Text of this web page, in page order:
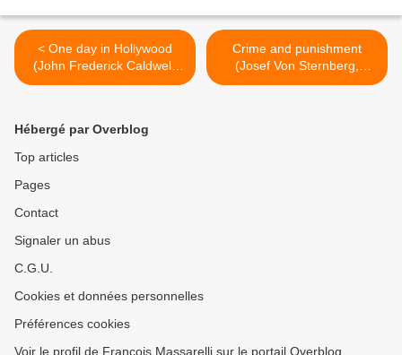
< One day in Hollywood
(John Frederick Caldwell,
1924)
Crime and punishment
(Josef Von Sternberg,
1935) >
Hébergé par Overblog
Top articles
Pages
Contact
Signaler un abus
C.G.U.
Cookies et données personnelles
Préférences cookies
Voir le profil de François Massarelli sur le portail Overblog